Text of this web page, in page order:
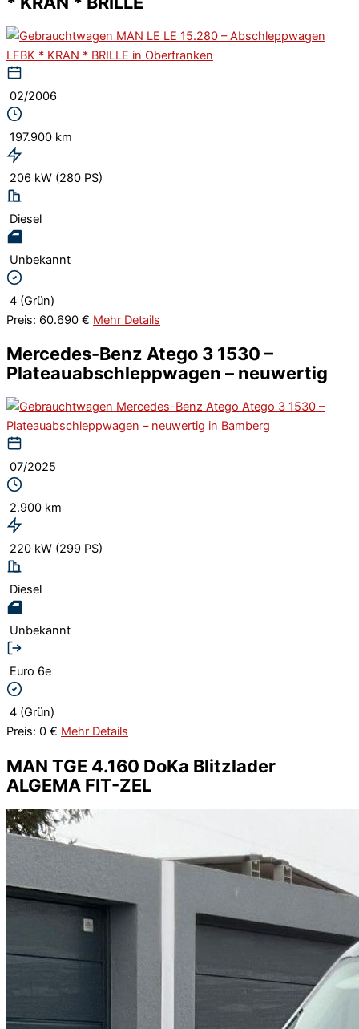
02/2006
197.900 km
206 kW (280 PS)
Diesel
Unbekannt
4 (Grün)
Preis: 60.690 € Mehr Details
Mercedes-Benz Atego 3 1530 –
Plateauabschleppwagen – neuwertig
07/2025
2.900 km
220 kW (299 PS)
Diesel
Unbekannt
Euro 6e
4 (Grün)
Preis: 0 € Mehr Details
MAN TGE 4.160 DoKa Blitzlader
ALGEMA FIT-ZEL